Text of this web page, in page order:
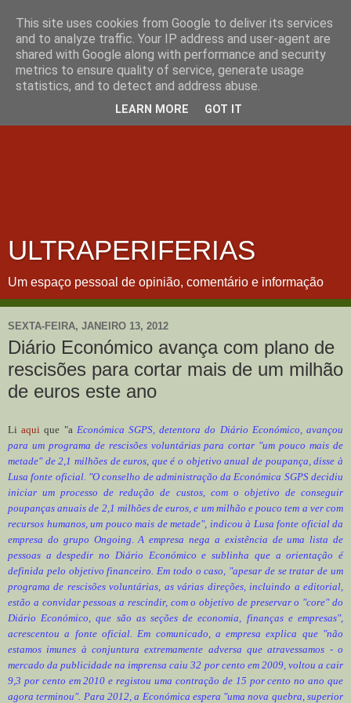
ULTRAPERIFERIAS
Um espaço pessoal de opinião, comentário e informação
SEXTA-FEIRA, JANEIRO 13, 2012
Diário Económico avança com plano de
rescisões para cortar mais de um milhão
de euros este ano
Liaqui que "a Económica SGPS, detentora do Diário Económico, avançou
para um programa de rescisões voluntárias para cortar "um pouco mais de
metade" de 2,1 milhões de euros, que é o objetivo anual de poupança, disse à
Lusa fonte oficial. "O conselho de administração da Económica SGPS decidiu
iniciar um processo de redução de custos, com o objetivo de conseguir
poupanças anuais de 2,1 milhões de euros, e um milhão e pouco tem a ver com
recursos humanos, um pouco mais de metade", indicou à Lusa fonte oficial da
empresa do grupo Ongoing. A empresa nega a existência de uma lista de
pessoas a despedir no Diário Económico e sublinha que a orientação é
definida pelo objetivo financeiro. Em todo o caso, "apesar de se tratar de um
programa de rescisões voluntárias, as várias direções, incluindo a editorial,
estão a convidar pessoas a rescindir, com o objetivo de preservar o "core" do
Diário Económico, que são as seções de economia, finanças e empresas",
acrescentou a fonte oficial. Em comunicado, a empresa explica que "não
estamos imunes à conjuntura extremamente adversa que atravessamos - o
mercado da publicidade na imprensa caiu 32 por cento em 2009, voltou a cair
9,3 por cento em 2010 e registou uma contração de 15 por cento no ano que
agora terminou". Para 2012, a Económica espera "uma nova quebra, superior
This site uses cookies from Google to deliver its services
and to analyze traffic. Your IP address and user-agent are
shared with Google along with performance and security
metrics to ensure quality of service, generate usage
statistics, and to detect and address abuse.
LEARN MORE GOT IT